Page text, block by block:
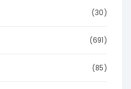
(30)
(691)
(85)